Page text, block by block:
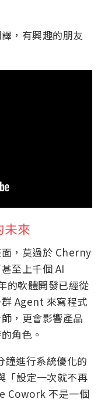
，有興趣的朋友
未來
，莫過於 Cherny
至上千個 AI
的軟體開發已經從
群 Agent 來寫程式
，更會影響產品
角色。
進行系統優化的
「設定一次就不再
Cowork 不是一個